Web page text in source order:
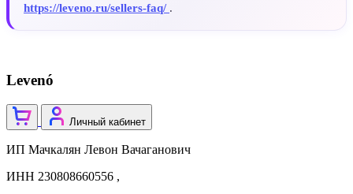
https://leveno.ru/sellers-faq/ .
Levenó
Личный кабинет
ИП Мачкалян Левон Вачаганович
ИНН 230808660556 ,